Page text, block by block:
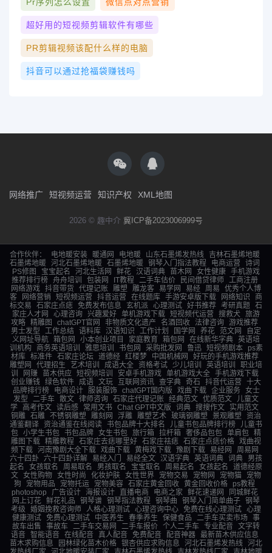
超好用的短视频剪辑软件有哪些
PR剪辑视频该配什么样的电脑
抖音可以通过抢福袋赚钱吗
网络推广 短视频运营 知识产权 XML地图
2026 © 趣中介 冀ICP备2023006999号
合作伙伴： 电地暖安装 暖通网 电地暖 山东石墨烯发热线
吉林石墨烯地暖
石墨烯地暖
河北石墨烯地暖 石墨烯地暖 钢琴入门指法教程 电商运营
诗词
PS修图
宝宝起名 河北生活网 鲜花 汉语词典 苗木网 女性健康 手机游戏
推荐排行榜
舟舟培训 包装网 IT教程 二手车估价 民间借贷律师
工商注册
网络游戏 抖音带货 代理记账 雕塑 雕龙客 易学网 易经 周易
优秀个人博
客
网络营销 短视频运营 抖音运营 在线题库 手游安卓版下载 网络知识
商
标交易
石家庄点痣 免费发布信息 玄机派 心理测试 好书推荐 考研真题 石
家庄人才网
心理咨询 兴趣爱好 单机游戏下载 短视频代运营 搜救犬 旅游
攻略 精雕图 chatGPT官网 非物质文化遗产 名酒回收 法律咨询 游戏推荐
男士发型
工作总结 语料库 汉语知识 工作计划 国学网 养花 范文网
自定
义网址导航 箱包网 小本创业项目 家庭教育 箱包网 在线新华字典 英语培
训机构
商务英语培训 雅思培训 书包网 采购批发网 鲁迅 短视频剧本
ps素
材库
标准件 石家庄论坛 道德经 红楼梦 中国机械网
好玩的手机游戏推荐
雕塑网
代理招生 艺术培训 成语大全 资格考试 少儿培训 英语培训
职业培
训
网赚 苗木供应 短视频培训 安卓手机游戏 单机游戏大全
手机游戏下载
创业赚钱
绿色软件 成语 文玩 互联网资讯 查字典 奇石 抖音代运营 十大
品牌排行榜
电商设计 服装服饰 chatGPT国内版 戏曲下载 企业服务
女士
发型
二手车 散文 律师咨询 石家庄代理记账 经典范文 优质范文
儿童文
学 高考作文 读后感 常用文书 Chat GPT中文版 词典 搜搜作文
实用范文
铜雕 石雕 不锈钢雕塑 雕刻网 浮雕 雕塑艺术 玻璃钢雕塑 景观雕塑
资治
通鉴翻译
资治通鉴在线阅读 书包品牌十大排名 儿童书包品牌排行榜
儿童书
包 小学生书包 书包品牌 女生书包 旅行箱 拉杆箱 奢侈品包包 单肩包 精
雕图下载 精雕教程 石家庄去痣哪里好 石家庄祛痣 石家庄点痣价格 戏曲视
频下载
河南豫剧大全下载 戏曲下载 黄梅戏下载 豫剧下载 易经网
周易网
六十四卦
六十四卦详解 易经入门 易经全文 汉语字典 英语词典 词典
男孩
起名
女孩取名 周易取名 男孩取名 宝宝取名 周易起名 女孩起名
道德经原
文 女性购物 女性时尚 化妆护肤 女性世界 宠物交易 宠物网 宠物猫
宠物
狗
宠物用品 宠物托运 宠物美容 石家庄黄金回收 黄金回收价格
ps教程
photoshop
广告设计 海报设计 直播电商 电商之家 鲜花速递网
同城鲜花
网上订花 鲜花礼品 钢琴谱 钢琴指法教程 钢琴曲 钢琴入门简单曲子 钢琴
考级
婚姻挽救咨询师 人格心理测试 心理咨询中心 免费在线心理测试 心理
健康测试
免费心理测试 中医养生 春季养生 保健食品 二手车买卖市场
事
故车出售
事故车 二手车交易网 二手车报价 个人二手车 专业配音 文字转
语音
智能语音 在线配音 真人配音 免费配音 配音神器
最新苗木供应信息
苗木求购信息
园林绿化苗木价格 银杏供应求购信息 河北石墨烯发热线
河北